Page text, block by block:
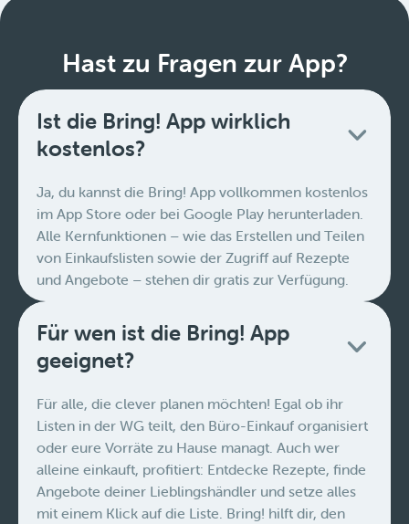
Hast zu Fragen zur App?
Ist die Bring! App wirklich
kostenlos?
Ja, du kannst die Bring! App vollkommen kostenlos
im App Store oder bei Google Play herunterladen.
Alle Kernfunktionen – wie das Erstellen und Teilen
von Einkaufslisten sowie der Zugriff auf Rezepte
und Angebote – stehen dir gratis zur Verfügung.
Für wen ist die Bring! App
geeignet?
Für alle, die clever planen möchten! Egal ob ihr
Listen in der WG teilt, den Büro-Einkauf organisiert
oder eure Vorräte zu Hause managt. Auch wer
alleine einkauft, profitiert: Entdecke Rezepte, finde
Angebote deiner Lieblingshändler und setze alles
mit einem Klick auf die Liste. Bring! hilft dir, den